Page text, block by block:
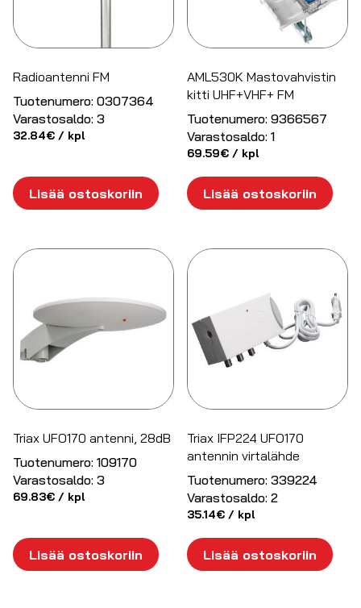
Radioantenni FM
Tuotenumero: 0307364
Varastosaldo: 3
32.84€ / kpl
Lisää ostoskoriin
AML530K Mastovahvistin
kitti UHF+VHF+ FM
Tuotenumero: 9366567
Varastosaldo: 1
69.59€ / kpl
Lisää ostoskoriin
Triax UFO170 antenni, 28dB
Tuotenumero: 109170
Varastosaldo: 3
69.83€ / kpl
Lisää ostoskoriin
Triax IFP224 UFO170
antennin virtalähde
Tuotenumero: 339224
Varastosaldo: 2
35.14€ / kpl
Lisää ostoskoriin